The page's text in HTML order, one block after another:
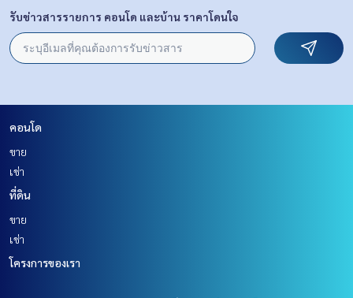
รับข่าวสารรายการ คอนโด และบ้าน ราคาโดนใจ
คอนโด
ขาย
เช่า
ที่ดิน
ขาย
เช่า
โครงการของเรา